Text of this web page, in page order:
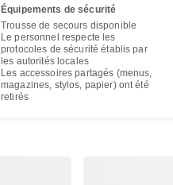
Équipements de sécurité
Trousse de secours disponible
Le personnel respecte les
protocoles de sécurité établis par
les autorités locales
Les accessoires partagés (menus,
magazines, stylos, papier) ont été
retirés